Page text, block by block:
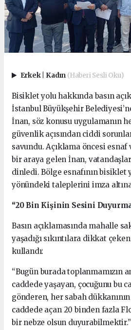
Erkek Kadın (Haberi Sesli Oku)
Bisiklet yolu hakkında basın
İstanbul Büyükşehir
İnan, söz konusu uygulamanın
güvenlik açısından ciddi
savundu. Açıklama öncesi
bir araya gelen İnan,
dinledi. Bölge esnafının bisiklet
yönündeki taleplerini imza
“20 Bin Kişinin Sesini
Basın açıklamasında mahalle
yaşadığı sıkıntılara dikkat
kullandı:
“Bugün burada toplanmamızın
caddede yaşayan, çocuğunu bu
gönderen, her sabah
caddede açan 20 binden fazla
bir nebze olsun duyurabilmektir.”